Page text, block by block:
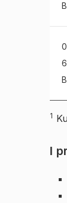
1
I